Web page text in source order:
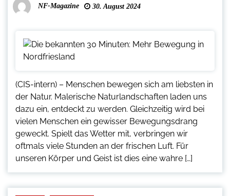
NF-Magazine 30. August 2024
(CIS-intern) – Menschen bewegen sich am liebsten in
der Natur. Malerische Naturlandschaften laden uns
dazu ein, entdeckt zu werden. Gleichzeitig wird bei
vielen Menschen ein gewisser Bewegungsdrang
geweckt. Spielt das Wetter mit, verbringen wir
oftmals viele Stunden an der frischen Luft. Für
unseren Körper und Geist ist dies eine wahre […]